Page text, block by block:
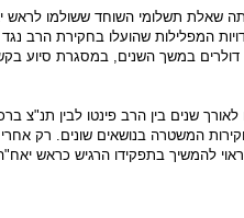
שאלת תשלומי השוחד ששולמו לראש
המפלילות שהועלו בחקירת הרב
במשך השנים, במסגרת סיוע
שנים בין הרב פינטו לבין תנ"צ
המשטרה בנושאים שונים. רק
להמשיך בתפקידו הרגיש כראש